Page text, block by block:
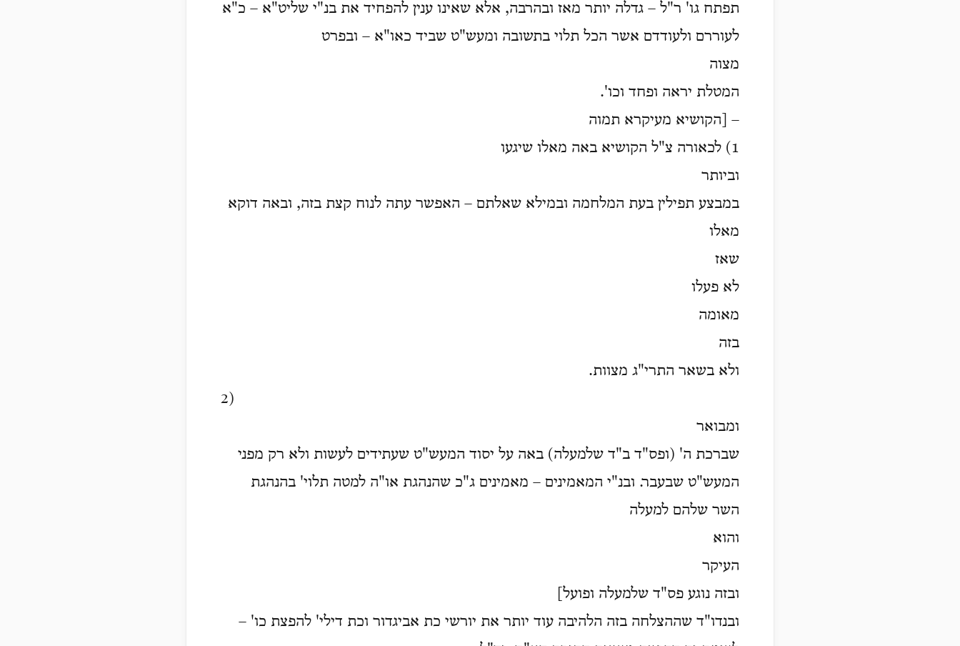
תפתח גו' ר"ל – גדלה יותר מאז ובהרבה, אלא שאינו ענין להפחיד את בנ"י שליט"א – כ"א
לעוררם ולעודדם אשר הכל תלוי בתשובה ומעש"ט שביד כאו"א – ובפרט
מצוה
המטלת יראה ופחד וכו'.
– [הקושיא מעיקרא תמוה
1) לכאורה צ"ל הקושיא באה מאלו שיגעו
וביותר
במבצע תפילין בעת המלחמה ובמילא שאלתם – האפשר עתה לנוח קצת בזה, ובאה דוקא
מאלו
שאז
לא פעלו
מאומה
בזה
ולא בשאר התרי"ג מצוות.
2)
ומבואר
שברכת ה' (ופס"ד ב"ד שלמעלה) באה על יסוד המעש"ט שעתידים לעשות ולא רק מפני
המעש"ט שבעבר. ובנ"י המאמינים – מאמינים ג"כ שהנהגת או"ה למטה תלוי' בהנהגת
השר שלהם למעלה
והוא
העיקר
ובזה נוגע פס"ד שלמעלה ופועל]
ובנדו"ד שההצלחה בזה הלהיבה עוד יותר את יורשי כת אביגדור וכת דילי' להפצת כו' –